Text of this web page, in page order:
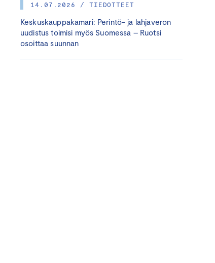
14.07.2026 / TIEDOTTEET
Keskuskauppakamari: Perintö- ja lahjaveron
uudistus toimisi myös Suomessa – Ruotsi
osoittaa suunnan